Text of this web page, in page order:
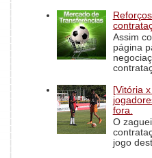
Assim
página
[Vitória
fora.
O
jogo